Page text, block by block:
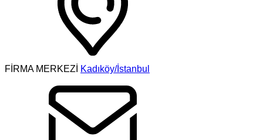
FİRMA MERKEZİ Kadıköy/İstanbul